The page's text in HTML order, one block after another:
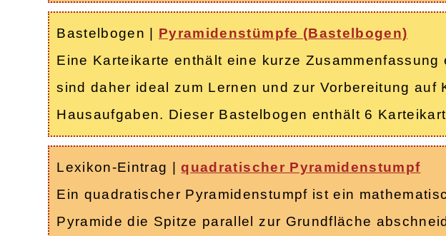
Bastelbogen | Pyramidenstümpfe (Bastelbogen)
Eine Karteikarte enthält eine kurze
sind daher ideal zum Lernen und zur Vorbereitung
Hausaufgaben. Dieser Bastelbogen enthält 6
Lexikon-Eintrag |quadratischer Pyramidenstumpf
Ein quadratischer Pyramidenstumpf ist ein
Pyramide die Spitze parallel zur Grundfläche